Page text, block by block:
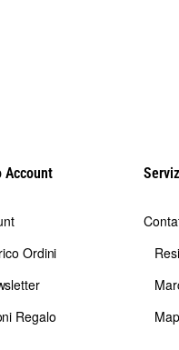
Account
Ordini
Regalo